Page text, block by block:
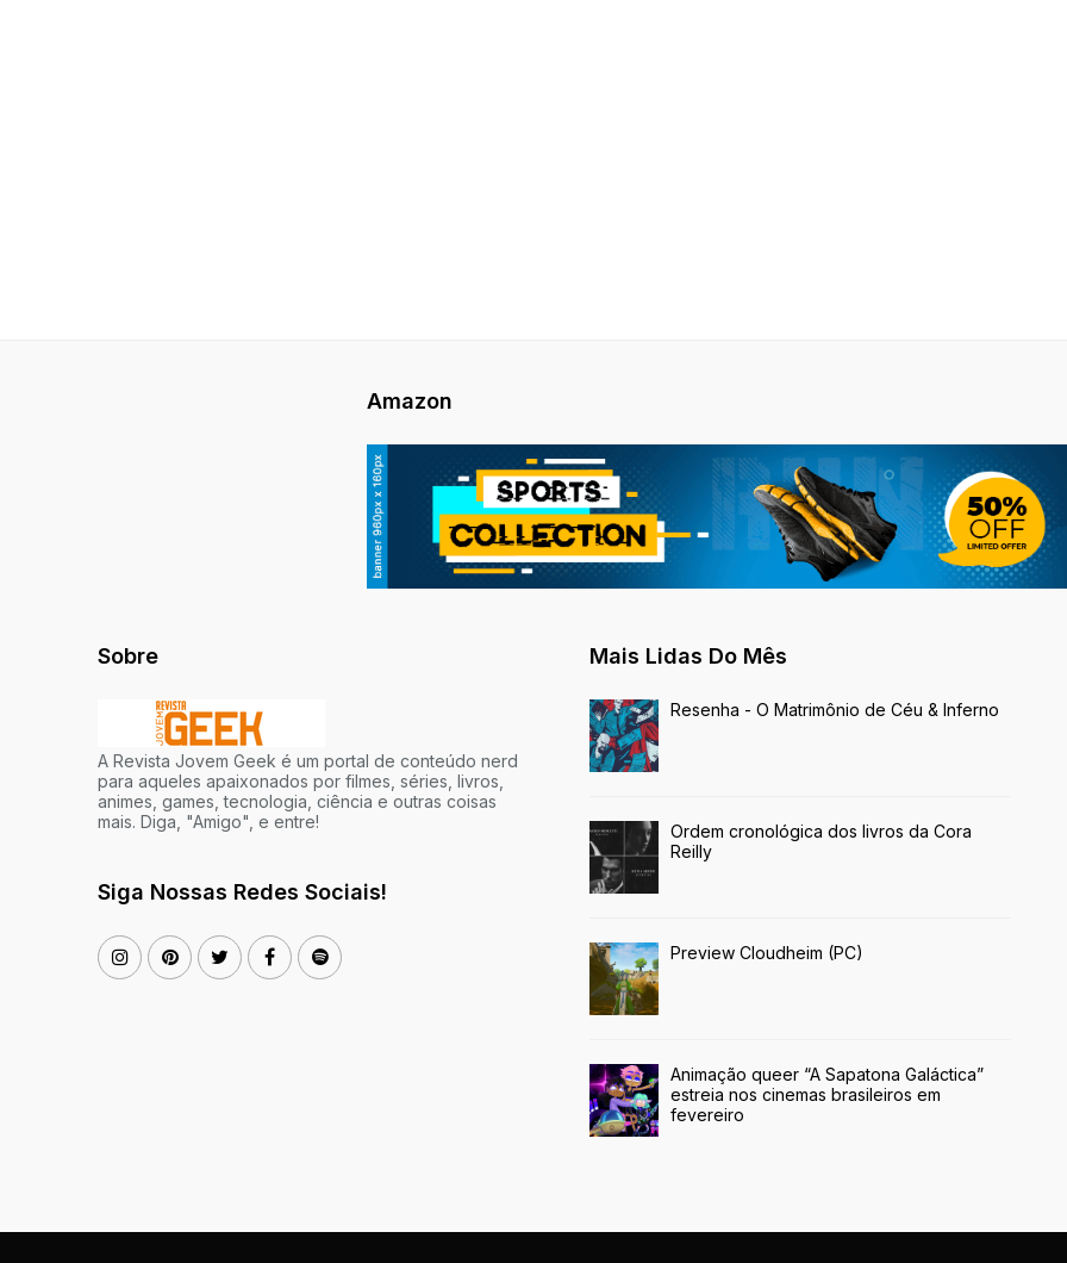
Amazon
Sobre
A Revista Jovem Geek é um portal de conteúdo nerd
para aqueles apaixonados por filmes, séries, livros,
animes, games, tecnologia, ciência e outras coisas
mais. Diga, "Amigo", e entre!
Siga Nossas Redes Sociais!
Mais Lidas Do Mês
Resenha - O Matrimônio de Céu & Inferno
Ordem cronológica dos livros da Cora
Reilly
Preview Cloudheim (PC)
Animação queer “A Sapatona Galáctica”
estreia nos cinemas brasileiros em
fevereiro